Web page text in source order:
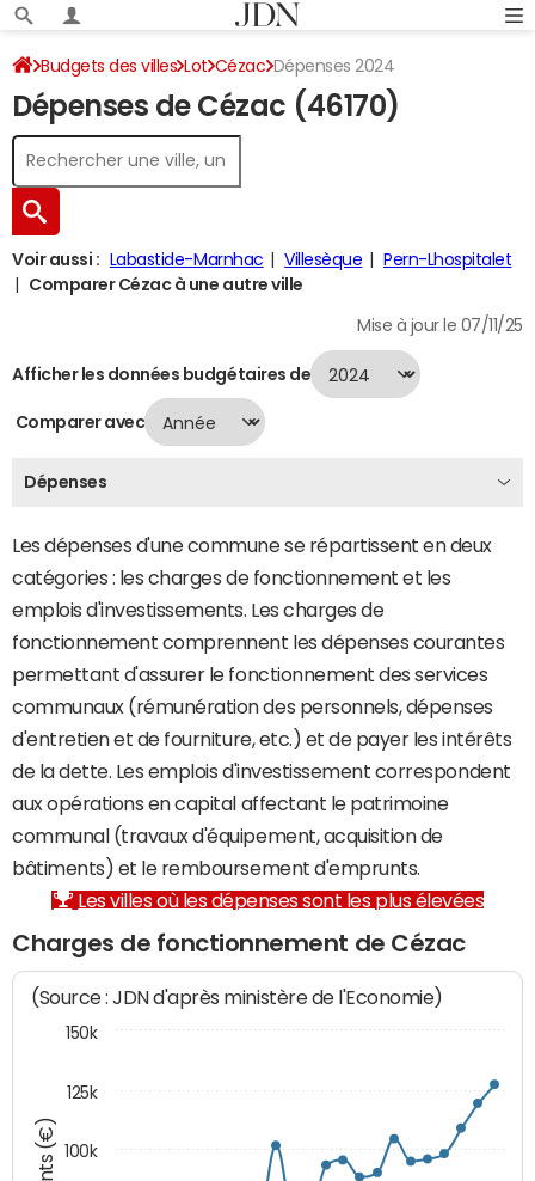
Budgets des villes Lot Cézac Dépenses 2024
Dépenses de Cézac (46170)
Voir aussi : Labastide-Marnhac Villesèque
Pern-Lhospitalet
Comparer Cézac à une autre ville
Mise à jour le 07/11/25
Afficher les données budgétaires de
Comparer avec
Dépenses
Les dépenses d'une commune se répartissent en deux
catégories : les charges de fonctionnement et les
emplois d'investissements. Les charges de
fonctionnement comprennent les dépenses courantes
permettant d'assurer le fonctionnement des services
communaux (rémunération des personnels, dépenses
d'entretien et de fourniture, etc.) et de payer les intérêts
de la dette. Les emplois d'investissement correspondent
aux opérations en capital affectant le patrimoine
communal (travaux d'équipement, acquisition de
bâtiments) et le remboursement d'emprunts.
Les villes où les dépenses sont les plus élevées
Charges de fonctionnement de Cézac
(Source : JDN d'après ministère de l'Economie)
100k
125k
150k